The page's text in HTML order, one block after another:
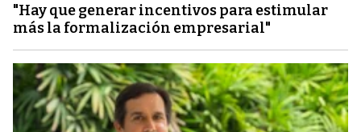
"Hay que generar incentivos para estimular
más la formalización empresarial"